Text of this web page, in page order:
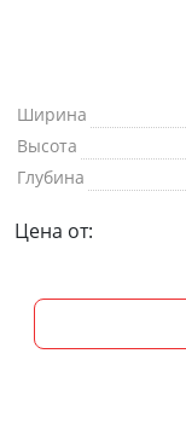
Ширина
Высота
Глубина
Цена от: